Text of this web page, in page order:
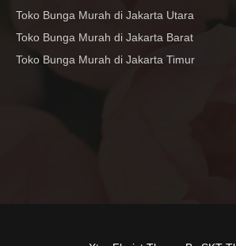
Toko Bunga Murah di Jakarta Utara
Toko Bunga Murah di Jakarta Barat
Toko Bunga Murah di Jakarta Timur